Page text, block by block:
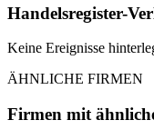
Handelsregister-
Keine Ereignisse
ÄHNLICHE FIRMEN
Firmen mit